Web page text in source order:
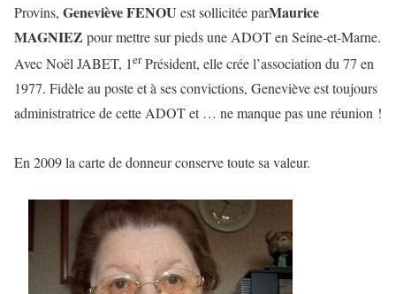
Provins, Geneviève FENOU est sollicitée parMaurice
MAGNIEZ pour mettre sur pieds une ADOT en Seine-et-Marne.
Avec Noël JABET, 1erPrésident, elle crée l’association du 77 en
1977. Fidèle au poste et à ses convictions, Geneviève est toujours
administratrice de cette ADOT et … ne manque pas une réunion !
En 2009 la carte de donneur conserve toute sa valeur.